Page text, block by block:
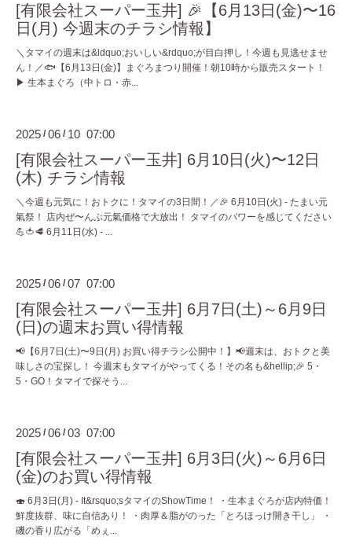
[有限会社スーパー玉井] 🎉【6月13日(金)〜16
日(月) 今週末のチラシ情報】
＼タマイの週末は&ldquo;おいしい&rdquo;が目白押し！今週も見逃せませ
ん！／🐟【6月13日(金)】まぐろまつり開催！朝10時から販売スタート！
▶ 生本まぐろ（中トロ・赤...
2025 /06 / 10 07:00
[有限会社スーパー玉井] 6月10日(火)〜12日
(木) チラシ情報
＼今週も元気に！おトクに！タマイの3日間！／🎉 6月10日(火) - たまい元
氣祭！ 店内ぜ〜んぶ元氣価格で大放出！ タマイのパワーを感じてください
💪🍅🥩 6月11日(水) - ...
2025 /06 /07 07:00
[有限会社スーパー玉井] 6月7日(土)～6月9日
(日)の週末お買い得情報
📢【6月7日(土)〜9日(月) お買い得チラシ公開中！】📢週末は、おトクと美
味しさの宝探し！ 今週末もタマイがやってくる！その名も&hellip;🎉 5・
5・GO！タマイで探そう...
2025 /06 /03 07:00
[有限会社スーパー玉井] 6月3日(火)～6月6日
(金)のお買い得情報
🍣 6月3日(月) - It&rsquo;sタマイのShowTime！ ・生本まぐろが店内特価！
鮮度抜群、味に自信あり！ ・肉厚＆脂がのった「とろほっけ開き干し」 ・
磯の香り広がる「めぇ...